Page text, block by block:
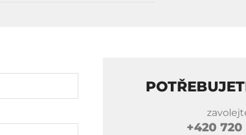
+420 720